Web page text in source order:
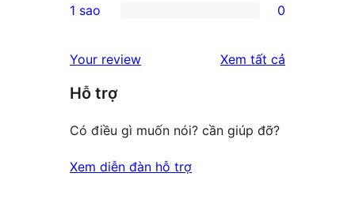
reviews
star
2-
reviews
star
reviews
1 sao 0
Your review Xem tất cả
Hỗ trợ
Có điều gì muốn nói? cần giúp đỡ?
Xem diễn đàn hỗ trợ